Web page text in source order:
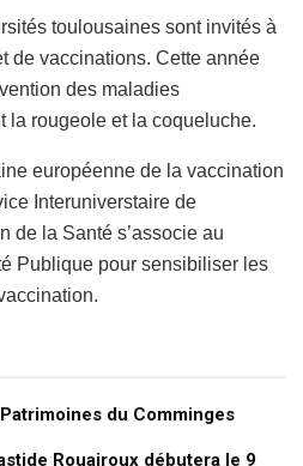
toulousaines sont invités à
de vaccinations. Cette année
des maladies
la rougeole et la coqueluche.
européenne de la vaccination
Interuniverstaire de
de la Santé s’associe au
Publique pour sensibiliser les
du Comminges
Rouairoux débutera le 9